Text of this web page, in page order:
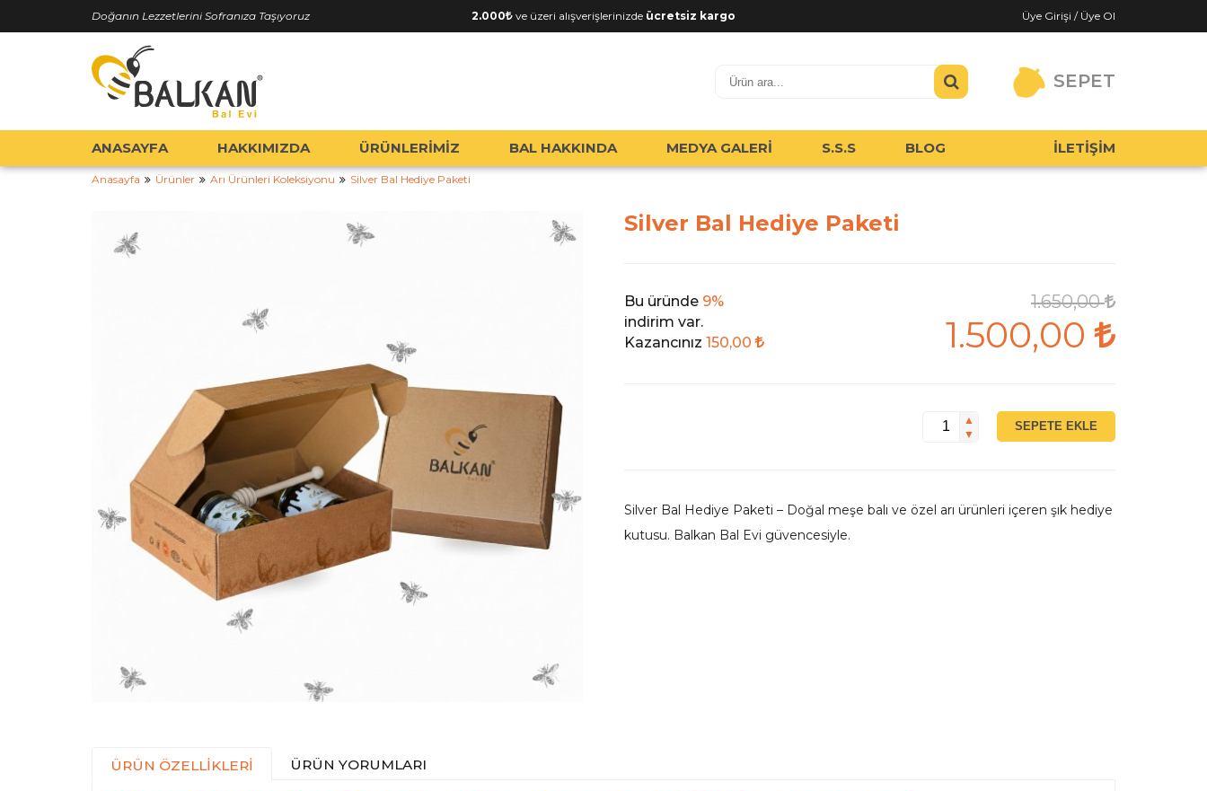
Doğanın Lezzetlerini Sofranıza Taşıyoruz 2.000 ve üzeri alışverişlerinizde ücretsiz kargo Üye Girişi / Üye Ol
SEPET
ANASAYFA HAKKIMIZDA ÜRÜNLERİMİZ BAL HAKKINDA MEDYA GALERİ S.S.S BLOG İLETİŞİM
Anasayfa Ürünler Arı Ürünleri Koleksiyonu Silver Bal Hediye Paketi
Silver Bal Hediye Paketi
Bu üründe 9%
indirim var.
Kazancınız 150,00
1.650,00
1.500,00
SEPETE EKLE
▲
▼
Silver Bal Hediye Paketi – Doğal meşe balı ve özel arı ürünleri içeren şık hediye
kutusu. Balkan Bal Evi güvencesiyle.
ÜRÜN ÖZELLİKLERİ ÜRÜN YORUMLARI